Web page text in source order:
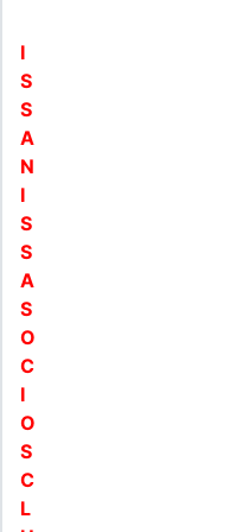
I
S
S
A
N
I
S
S
A
S
O
C
I
O
S
C
L